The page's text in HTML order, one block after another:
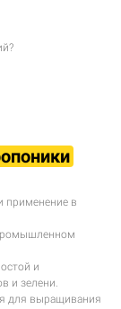
применение в
и
и зелени.
для выращивания